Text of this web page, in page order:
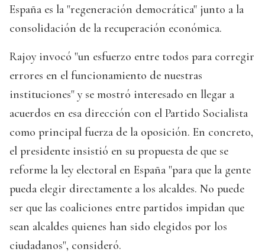
España es la "regeneración democrática" junto a la
consolidación de la recuperación económica.
Rajoy invocó "un esfuerzo entre todos para corregir
errores en el funcionamiento de nuestras
instituciones" y se mostró interesado en llegar a
acuerdos en esa dirección con el Partido Socialista
como principal fuerza de la oposición. En concreto,
el presidente insistió en su propuesta de que se
reforme la ley electoral en España "para que la gente
pueda elegir directamente a los alcaldes. No puede
ser que las coaliciones entre partidos impidan que
sean alcaldes quienes han sido elegidos por los
ciudadanos", consideró.